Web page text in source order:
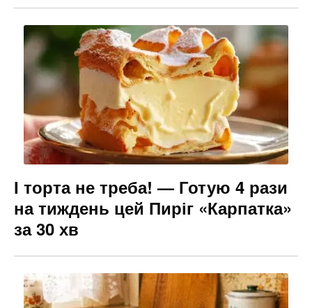
І торта не треба! — Готую 4 рази
на тиждень цей Пиріг «Карпатка»
за 30 хв